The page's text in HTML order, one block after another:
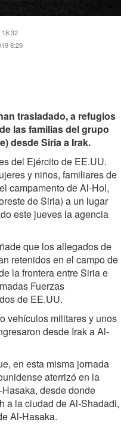
18:32
8:29
trasladado, a refugios
las familias del grupo
desde Siria a Irak.
del Ejército de EE.UU.
y niños, familiares de
campamento de Al-Hol,
de Siria) a un lugar
este jueves la agencia
que los allegados de
retenidos en el campo de
la frontera entre Siria e
Fuerzas
de EE.UU.
vehículos militares y unos
desde Irak a Al-
en esta misma jornada
aterrizó en la
desde donde
a la ciudad de Al-Shadadi,
Al-Hasaka.